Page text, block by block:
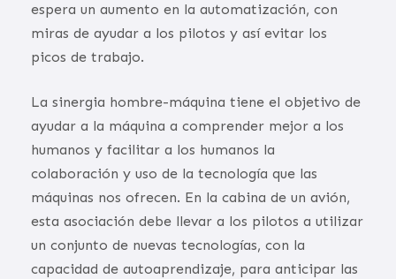
espera un aumento en la automatización, con
miras de ayudar a los pilotos y así evitar los
picos de trabajo.
La sinergia hombre-máquina tiene el objetivo de
ayudar a la máquina a comprender mejor a los
humanos y facilitar a los humanos la
colaboración y uso de la tecnología que las
máquinas nos ofrecen. En la cabina de un avión,
esta asociación debe llevar a los pilotos a utilizar
un conjunto de nuevas tecnologías, con la
capacidad de autoaprendizaje, para anticipar las